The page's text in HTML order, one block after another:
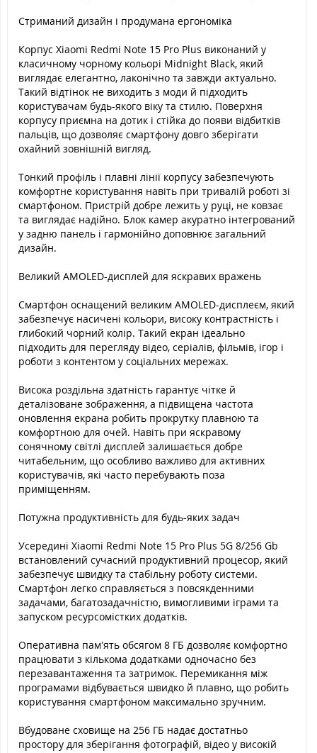
Стриманий дизайн і продумана ергономіка
Корпус Xiaomi Redmi Note 15 Pro Plus виконаний у
класичному чорному кольорі Midnight Black, який
виглядає елегантно, лаконічно та завжди актуально.
Такий відтінок не виходить з моди й підходить
користувачам будь-якого віку та стилю. Поверхня
корпусу приємна на дотик і стійка до появи відбитків
пальців, що дозволяє смартфону довго зберігати
охайний зовнішній вигляд.
Тонкий профіль і плавні лінії корпусу забезпечують
комфортне користування навіть при тривалій роботі зі
смартфоном. Пристрій добре лежить у руці, не ковзає
та виглядає надійно. Блок камер акуратно інтегрований
у задню панель і гармонійно доповнює загальний
дизайн.
Великий AMOLED-дисплей для яскравих вражень
Смартфон оснащений великим AMOLED-дисплеєм, який
забезпечує насичені кольори, високу контрастність і
глибокий чорний колір. Такий екран ідеально
підходить для перегляду відео, серіалів, фільмів, ігор і
роботи з контентом у соціальних мережах.
Висока роздільна здатність гарантує чітке й
деталізоване зображення, а підвищена частота
оновлення екрана робить прокрутку плавною та
комфортною для очей. Навіть при яскравому
сонячному світлі дисплей залишається добре
читабельним, що особливо важливо для активних
користувачів, які часто перебувають поза
приміщенням.
Потужна продуктивність для будь-яких задач
Усередині Xiaomi Redmi Note 15 Pro Plus 5G 8/256 Gb
встановлений сучасний продуктивний процесор, який
забезпечує швидку та стабільну роботу системи.
Смартфон легко справляється з повсякденними
задачами, багатозадачністю, вимогливими іграми та
запуском ресурсомістких додатків.
Оперативна пам’ять обсягом 8 ГБ дозволяє комфортно
працювати з кількома додатками одночасно без
перезавантаження та затримок. Перемикання між
програмами відбувається швидко й плавно, що робить
користування смартфоном максимально зручним.
Вбудоване сховище на 256 ГБ надає достатньо
простору для зберігання фотографій, відео у високій